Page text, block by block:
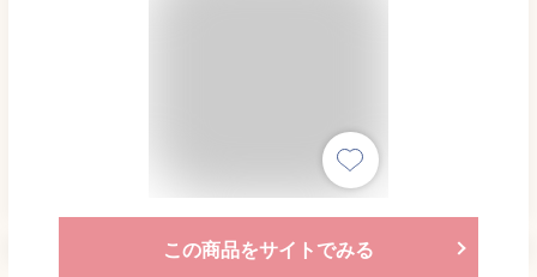
この商品をサイトでみる